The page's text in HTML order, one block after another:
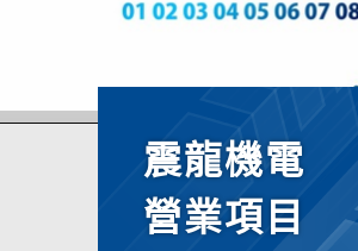
震龍機電
營業項目